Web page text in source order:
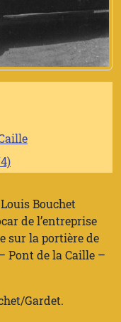
Bouchet
de l’entreprise
sur la portière de
Pont de la Caille –
Gardet.